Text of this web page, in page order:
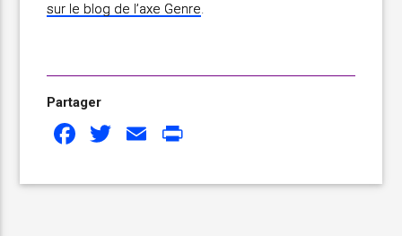
sur le blog de l’axe Genre.
Partager
Facebook
Twitter
Email